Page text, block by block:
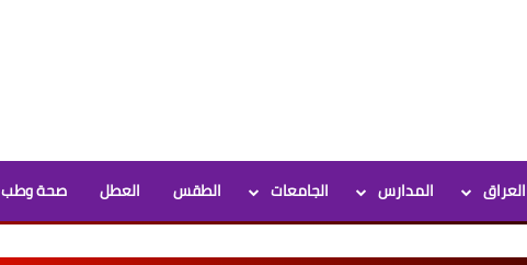
العراق المدارس الجامعات الطقس العطل صحة وطب